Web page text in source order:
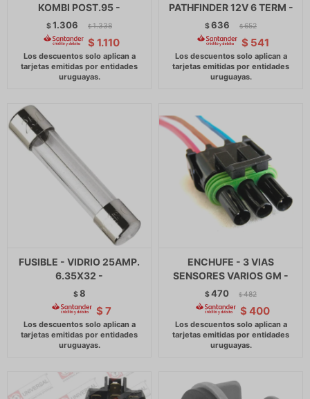
KOMBI POST.95 -
$1.306 $ 1.338
$ 1.110
PATHFINDER 12V 6 TERM -
$636 $ 652
$ 541
FUSIBLE - VIDRIO 25AMP.
6.35X32 -
$8
$ 7
ENCHUFE - 3 VIAS
SENSORES VARIOS GM -
$470 $ 482
$ 400